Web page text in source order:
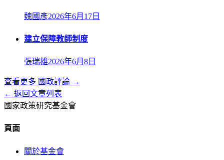
魏國彥2026年6月17日
建立保障教師制度
張瑞雄2026年6月8日
查看更多 國政評論 →
← 返回文章列表
國家政策研究基金會
頁面
關於基金會